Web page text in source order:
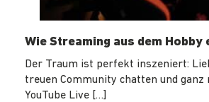
Wie Streaming aus dem Hobby
Der Traum ist perfekt inszeniert:
treuen Community chatten und ganz
YouTube Live […]